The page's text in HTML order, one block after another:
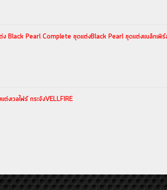
Black Pearl Complete ชุดแต่งBlack Pearl ชุดแต่งแบล็กเพิร์ล
งเวลไฟร์ กระจังVELLFIRE